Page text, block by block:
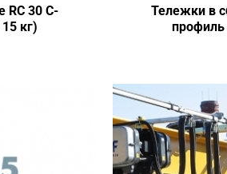
RC 30 C-
кг)
Тележки в
профиль